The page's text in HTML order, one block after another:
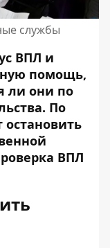
службы
ВПЛ и
помощь,
ли они по
По
остановить
ВПЛ